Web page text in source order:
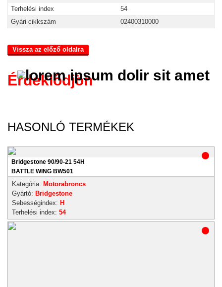
Terhelési index
54
Gyári cikkszám
02400310000
Vissza az előző oldalra
Érdeklődjön
HASONLÓ TERMÉKEK
Bridgestone 90/90-21 54H
BATTLE WING BW501
Kategória: Motorabroncs
Gyártó: Bridgestone
Sebességindex: H
Terhelési index: 54